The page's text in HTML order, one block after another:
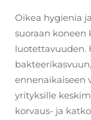
Oikea hygienia
suoraan koneen
luotettavuuden.
ennenaikaiseen
yrityksille
korvaus- ja